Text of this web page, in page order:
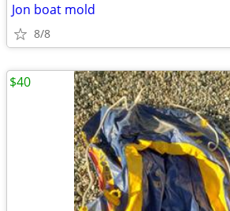
Jon boat mold
8/8
$40